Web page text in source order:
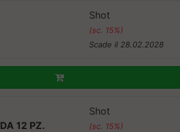
Shot
(sc. 15%)
Scade il 28.02.2028
12 PZ.
Shot
(sc. 15%)